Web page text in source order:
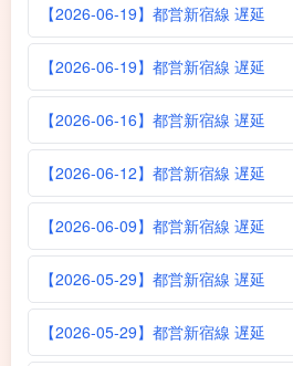
【2026-06-19】都営新宿線 遅延
【2026-06-19】都営新宿線 遅延
【2026-06-16】都営新宿線 遅延
【2026-06-12】都営新宿線 遅延
【2026-06-09】都営新宿線 遅延
【2026-05-29】都営新宿線 遅延
【2026-05-29】都営新宿線 遅延